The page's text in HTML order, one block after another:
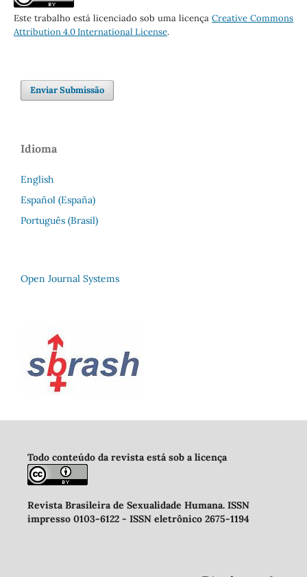
Este trabalho está licenciado sob uma licençaCreative Commons
Attribution 4.0 International License.
Enviar Submissão
Idioma
English
Español (España)
Português (Brasil)
Open Journal Systems
Todo conteúdo da revista está sob a licença
Revista Brasileira de Sexualidade Humana. ISSN
impresso 0103-6122 - ISSN eletrônico 2675-1194